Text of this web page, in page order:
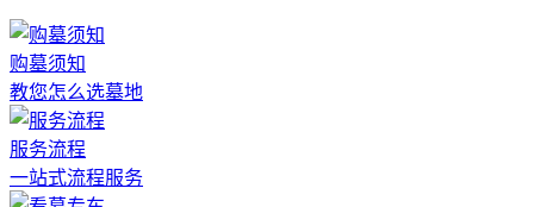
购墓须知
教您怎么选墓地
服务流程
一站式流程服务